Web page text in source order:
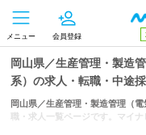
メニュー 会員登録
岡山県／生産管理・製造
系）の求人・転職・中途
岡山県／生産管理・製造管理（
職・求人一覧ページです。マイ
人情報を岡山市、倉敷市などの条